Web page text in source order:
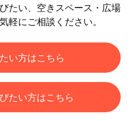
たい、空きスペース・広場
軽にご相談ください。
い方はこちら
たい方はこちら